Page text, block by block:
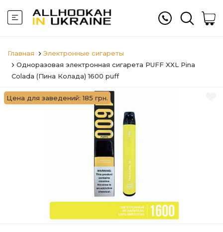
Главная
Электронные сигареты
Одноразовая электронная сигарета PUFF XXL Pina
Colada (Пина Колада) 1600 puff
Цена для заведений: 185 грн.